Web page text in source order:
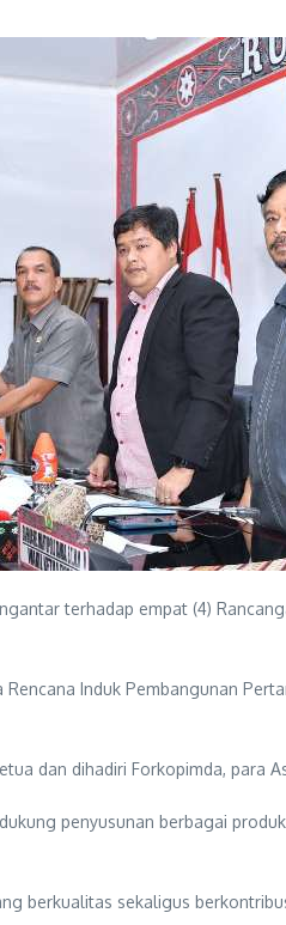
terhadap empat (4)
Induk Pembangunan
dan dihadiri Forkopimda, para
penyusunan berbagai
berkualitas sekaligus